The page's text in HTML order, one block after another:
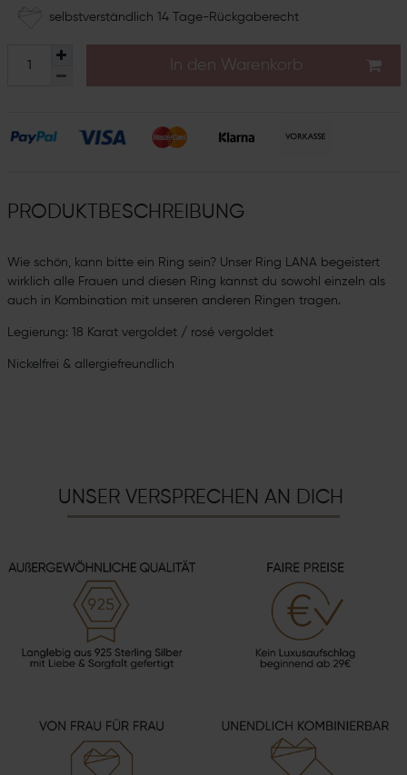
selbstverständlich 14 Tage-Rückgaberecht
In den Warenkorb
PRODUKTBESCHREIBUNG
Wie schön, kann bitte ein Ring sein? Unser Ring LANA begeistert
wirklich alle Frauen und diesen Ring kannst du sowohl einzeln als
auch in Kombination mit unseren anderen Ringen tragen.
Legierung: 18 Karat vergoldet / rosé vergoldet
Nickelfrei & allergiefreundlich
UNSER VERSPRECHEN AN DICH